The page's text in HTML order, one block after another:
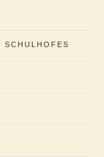
SCHULHOFES